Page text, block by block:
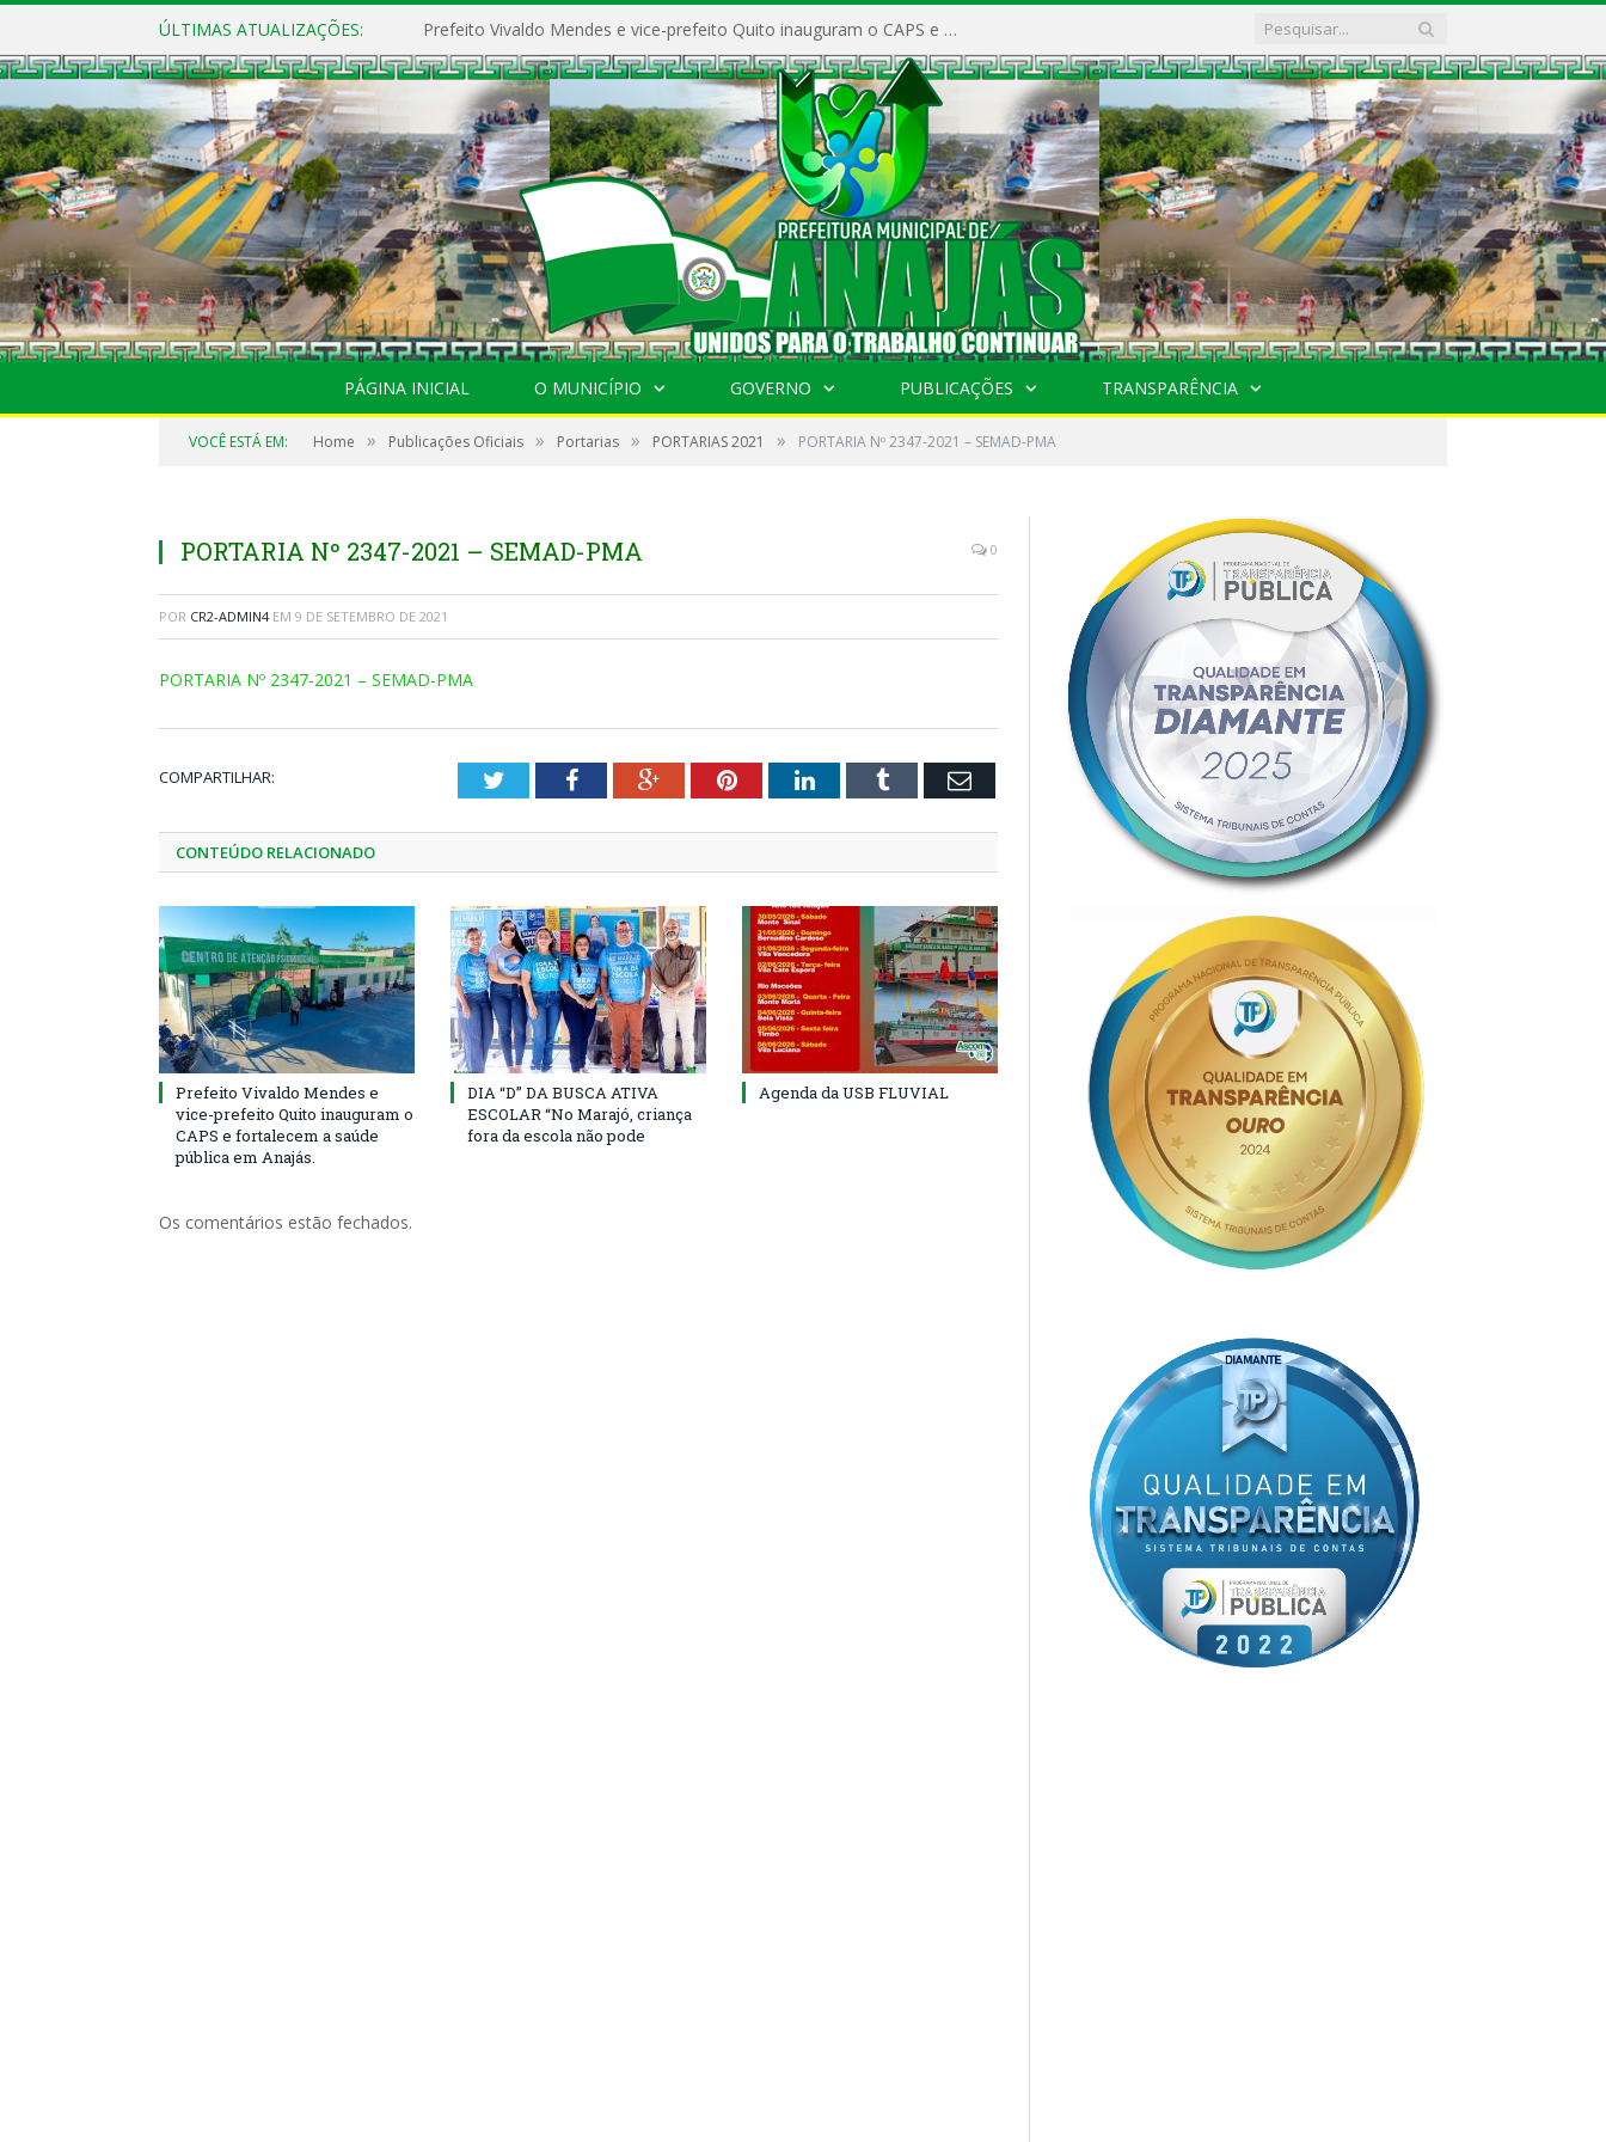
ÚLTIMAS ATUALIZAÇÕES: Prefeito Vivaldo Mendes e vice-prefeito Quito inauguram o CAPS e fortalecem a saúde pública em Anajás.
PÁGINA INICIAL O MUNICÍPIO GOVERNO PUBLICAÇÕES TRANSPARÊNCIA
VOCÊ ESTÁ EM: Home » Publicações Oficiais » Portarias » PORTARIAS 2021 » PORTARIA Nº 2347-2021 – SEMAD-PMA
PORTARIA Nº 2347-2021 – SEMAD-PMA 0
POR CR2-ADMIN4 EM 9 DE SETEMBRO DE 2021
PORTARIA Nº 2347-2021 – SEMAD-PMA
COMPARTILHAR: TwitterFacebookGoogle+PinterestLinkedInTumblr Email
CONTEÚDO RELACIONADO
Prefeito Vivaldo Mendes e
vice-prefeito Quito inauguram o
CAPS e fortalecem a saúde
pública em Anajás.
DIA “D” DA BUSCA ATIVA
ESCOLAR “No Marajó, criança
fora da escola não pode
Agenda da USB FLUVIAL
Os comentários estão fechados.